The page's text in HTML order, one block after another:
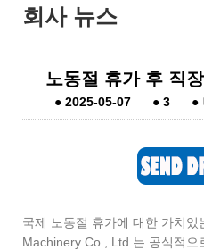
회사 뉴스
노동절 휴가 후 직
● 2025-05-07 ● 3 ●
국제 노동절 휴가에 대한 가치
Machinery Co., Ltd.는 공식적으